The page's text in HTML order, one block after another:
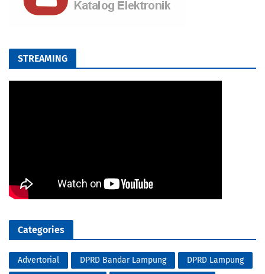
STREAMING
Categories
Advertorial DPRD Bandar Lampung
DPRD Lampung